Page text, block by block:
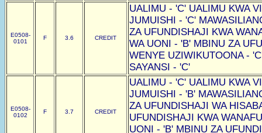
E0508-
0101
F 3.6 CREDIT
UALIMU - 'C' UALIMU KWA
JUMUISHI - 'C'
ZA UFUNDISHAJI KWA
WA UONI - 'B' MBINU ZA
WENYE UZIWIKUTOONA -
SAYANSI - 'C'
E0508-
0102
F 3.7 CREDIT
UALIMU - 'C' UALIMU KWA
JUMUISHI - 'B'
ZA UFUNDISHAJI WA
UFUNDISHAJI KWA
UONI - 'B' MBINU ZA